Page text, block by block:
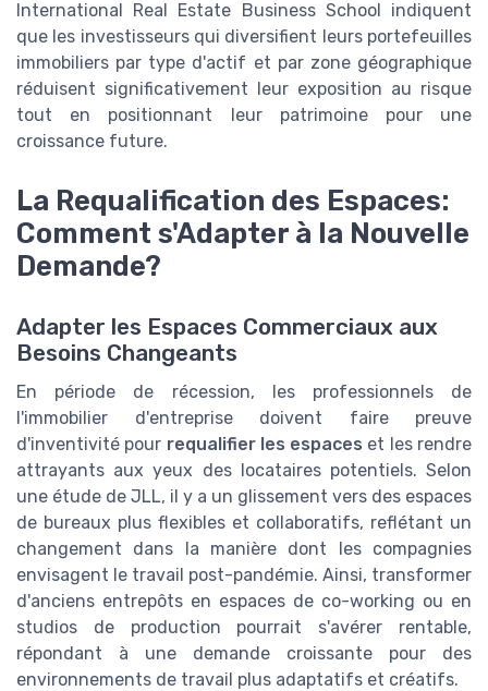
International Real Estate Business School indiquent
que les investisseurs qui diversifient leurs portefeuilles
immobiliers par type d'actif et par zone géographique
réduisent significativement leur exposition au risque
tout en positionnant leur patrimoine pour une
croissance future.
La Requalification des Espaces:
Comment s'Adapter à la Nouvelle
Demande?
Adapter les Espaces Commerciaux aux
Besoins Changeants
En période de récession, les professionnels de
l'immobilier d'entreprise doivent faire preuve
d'inventivité pour requalifier les espaces et les rendre
attrayants aux yeux des locataires potentiels. Selon
une étude de JLL, il y a un glissement vers des espaces
de bureaux plus flexibles et collaboratifs, reflétant un
changement dans la manière dont les compagnies
envisagent le travail post-pandémie. Ainsi, transformer
d'anciens entrepôts en espaces de co-working ou en
studios de production pourrait s'avérer rentable,
répondant à une demande croissante pour des
environnements de travail plus adaptatifs et créatifs.